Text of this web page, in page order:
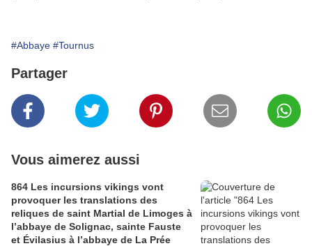
#Abbaye #Tournus
Partager
Vous aimerez aussi
864 Les incursions vikings vont
provoquer les translations des
reliques de saint Martial de Limoges à
l’abbaye de Solignac, sainte Fauste
et Évilasius à l’abbaye de La Prée